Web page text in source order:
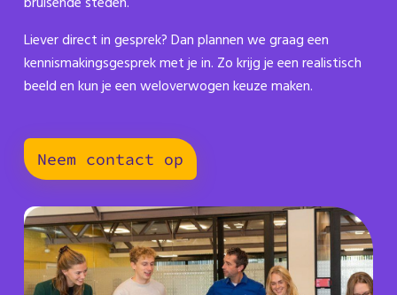
Liever direct in gesprek? Dan plannen we graag een
kennismakingsgesprek met je in. Zo krijg je een realistisch
beeld en kun je een weloverwogen keuze maken.
Neem contact op